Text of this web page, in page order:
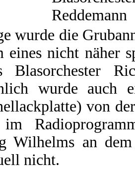
Reddemann
wurde die
eines nicht näher
Blasorchester
wurde auch
von
im
Wilhelms an
nicht.